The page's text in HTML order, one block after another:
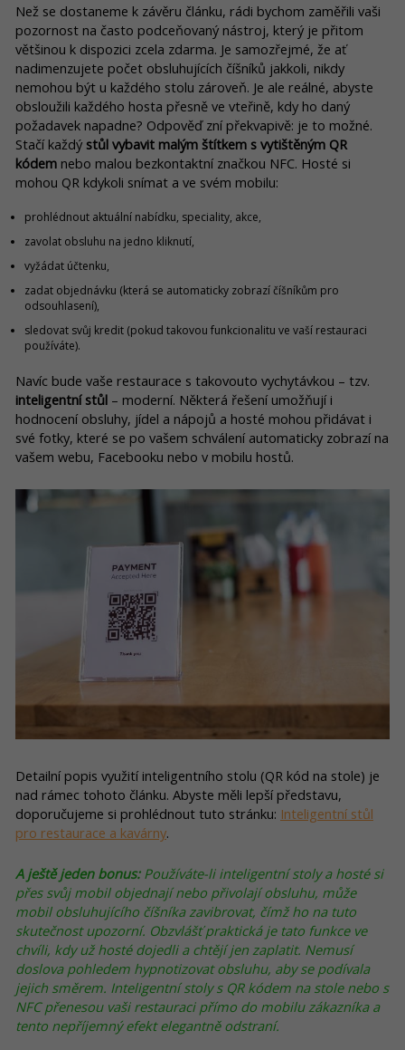
Než se dostaneme k závěru článku, rádi bychom zaměřili vaši
pozornost na často podceňovaný nástroj, který je přitom
většinou k dispozici zcela zdarma. Je samozřejmé, že ať
nadimenzujete počet obsluhujících číšníků jakkoli, nikdy
nemohou být u každého stolu zároveň. Je ale reálné, abyste
obsloužili každého hosta přesně ve vteřině, kdy ho daný
požadavek napadne? Odpověď zní překvapivě: je to možné.
Stačí každý stůl vybavit malým štítkem s vytištěným QR
kódem nebo malou bezkontaktní značkou NFC. Hosté si
mohou QR kdykoli snímat a ve svém mobilu:
prohlédnout aktuální nabídku, speciality, akce,
zavolat obsluhu na jedno kliknutí,
vyžádat účtenku,
zadat objednávku (která se automaticky zobrazí číšníkům pro
odsouhlasení),
sledovat svůj kredit (pokud takovou funkcionalitu ve vaší restauraci
používáte).
Navíc bude vaše restaurace s takovouto vychytávkou – tzv.
inteligentní stůl – moderní. Některá řešení umožňují i
hodnocení obsluhy, jídel a nápojů a hosté mohou přidávat i
své fotky, které se po vašem schválení automaticky zobrazí na
vašem webu, Facebooku nebo v mobilu hostů.
Detailní popis využití inteligentního stolu (QR kód na stole) je
nad rámec tohoto článku. Abyste měli lepší představu,
doporučujeme si prohlédnout tuto stránku: Inteligentní stůl
pro restaurace a kavárny.
A ještě jeden bonus:Používáte-li inteligentní stoly a hosté si
přes svůj mobil objednají nebo přivolají obsluhu, může
mobil obsluhujícího číšníka zavibrovat, čímž ho na tuto
skutečnost upozorní. Obzvlášť praktická je tato funkce ve
chvíli, kdy už hosté dojedli a chtějí jen zaplatit. Nemusí
doslova pohledem hypnotizovat obsluhu, aby se podívala
jejich směrem. Inteligentní stoly s QR kódem na stole nebo s
NFC přenesou vaši restauraci přímo do mobilu zákazníka a
tento nepříjemný efekt elegantně odstraní.